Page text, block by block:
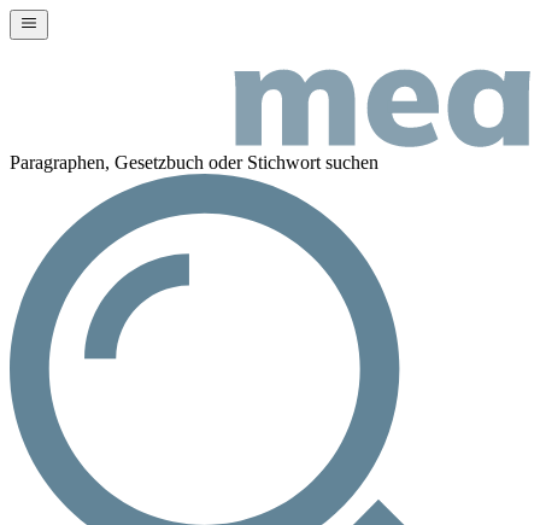
Paragraphen, Gesetzbuch oder Stichwort suchen